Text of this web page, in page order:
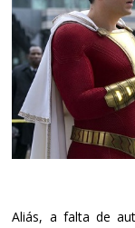
Aliás, a falta de